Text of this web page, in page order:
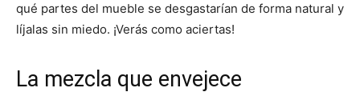
qué partes del mueble se desgastarían de forma natural y
líjalas sin miedo. ¡Verás como aciertas!
La mezcla que envejece